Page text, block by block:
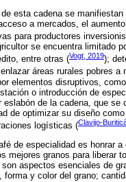
esta cadena se
a mercados, el
para productores
se encuentra limitado
entre otras (Vogt, 2019);
áreas rurales pobres a
elementos disruptivos,
o introducción de
eslabón de la cadena, que
de optimizar su diseño
logísticas (Clavijo-
de especialidad es honrar
mejores granos para liberar
aspectos esenciales de
forma y color del grano;